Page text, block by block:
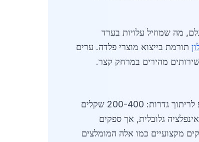
מה שמוזיל עלויות בערד
תורמת בייצוא מוצרי פלדה. ערים
מהירים במרחק קצר.
גבוה במיוחד בקרב קבלני בנייה, שדורשים מבנים עמידים בפני רעידות אדמה. מחיר ממוצע לריתוך גדרות: 200-400 שקלים
תעשייתיים מגיע ל-500 שקלים ליחידה. בשנת 2026, עלויות חומרים עלו ב-8% עקב אינפלציה גלובלית, אך ספקים
חדש בערד עלה 250,000 שקלים כולל חומרים. ספקים מקצועיים כמו אלה המומלצים